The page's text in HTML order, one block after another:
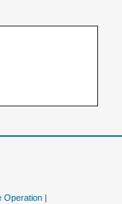
Operation |